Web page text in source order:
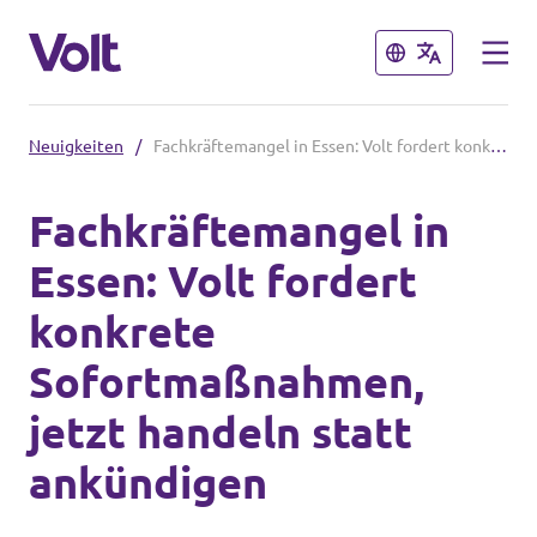
Schließen
Website von Volt NRW
Teams vor Ort in NRW
Volt in Deutschland
Website
Volt in deinem Bundesland
Schließen
Programm
Über Volt
Menschen
Neuigkeiten / Fachkräftemangel in Essen: Volt fordert konkrete Sofortmaßnahmen, jetzt handeln statt ankündigen
Fachkräftemangel in
Essen: Volt fordert
konkrete
Sofortmaßnahmen,
jetzt handeln statt
ankündigen